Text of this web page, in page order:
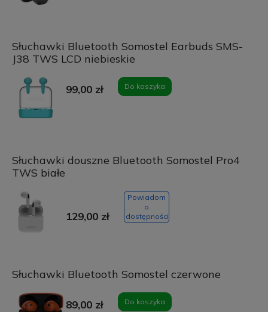
Słuchawki Bluetooth Somostel Earbuds SMS-
J38 TWS LCD niebieskie
99,00 zł Do koszyka
Słuchawki douszne Bluetooth Somostel Pro4
TWS białe
129,00 zł
Powiadom
o
dostępności
Słuchawki Bluetooth Somostel czerwone
89,00 zł Do koszyka